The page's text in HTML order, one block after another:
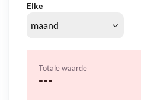
Elke
Totale waarde
---